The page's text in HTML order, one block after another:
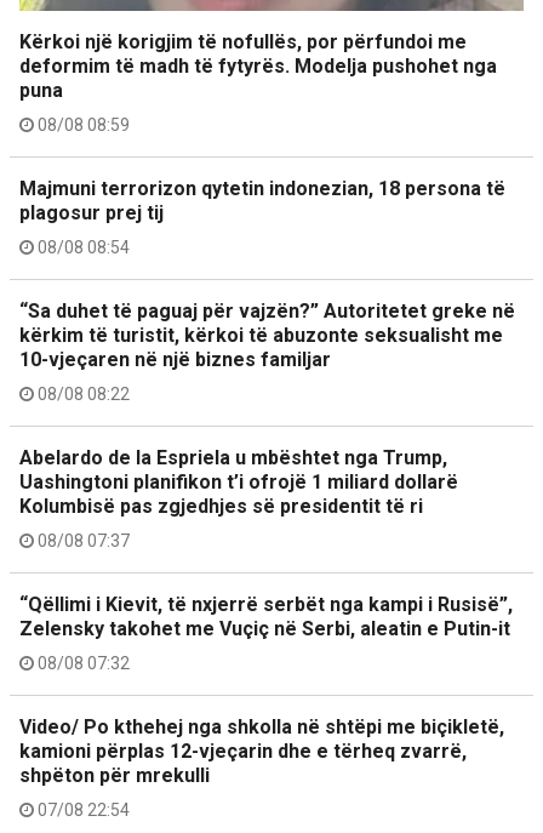
Kërkoi një korigjim të nofullës, por përfundoi me
deformim të madh të fytyrës. Modelja pushohet nga
puna
08/08 08:59
Majmuni terrorizon qytetin indonezian, 18 persona të
plagosur prej tij
08/08 08:54
“Sa duhet të paguaj për vajzën?” Autoritetet greke në
kërkim të turistit, kërkoi të abuzonte seksualisht me
10-vjeçaren në një biznes familjar
08/08 08:22
Abelardo de la Espriela u mbështet nga Trump,
Uashingtoni planifikon t’i ofrojë 1 miliard dollarë
Kolumbisë pas zgjedhjes së presidentit të ri
08/08 07:37
“Qëllimi i Kievit, të nxjerrë serbët nga kampi i Rusisë”,
Zelensky takohet me Vuçiç në Serbi, aleatin e Putin-it
08/08 07:32
Video/ Po kthehej nga shkolla në shtëpi me biçikletë,
kamioni përplas 12-vjeçarin dhe e tërheq zvarrë,
shpëton për mrekulli
07/08 22:54